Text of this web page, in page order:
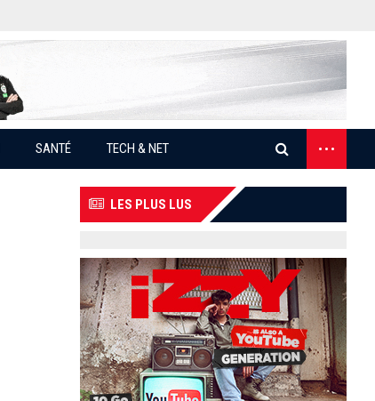
SANTÉ TECH & NET ...
LES PLUS LUS